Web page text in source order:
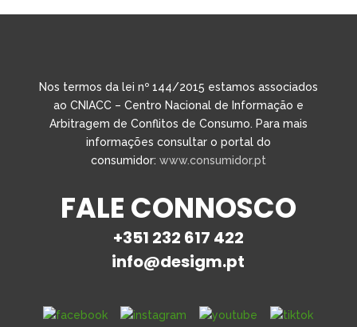
Nos termos da lei nº 144/2015 estamos associados
ao CNIACC – Centro Nacional de Informação e
Arbitragem de Conflitos de Consumo. Para mais
informações consultar o portal do
consumidor: www.consumidor.pt
FALE CONNOSCO
+351 232 617 422
info@desigm.pt